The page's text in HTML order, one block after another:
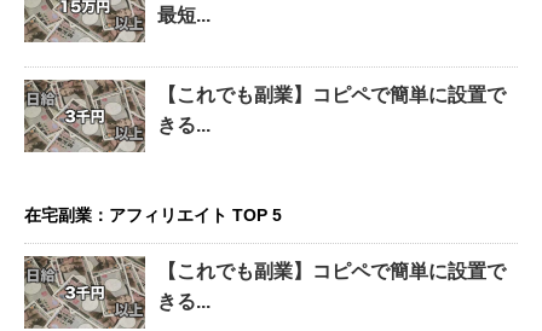
最短...
【これでも副業】コピペで簡単に設置で
きる...
在宅副業：アフィリエイト TOP 5
【これでも副業】コピペで簡単に設置で
きる...